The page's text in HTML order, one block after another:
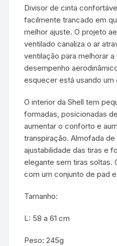
Divisor de cinta
facilmente trancado em
melhor ajuste. O projeto
ventilado canaliza o ar
ventilação para melhorar
desempenho
esquecer está usando um
O interior da Shell tem
formadas, posicionadas
aumentar o conforto e
transpiração. Almofada
ajustabilidade das tiras e
elegante sem tiras soltas.
com um conjunto de pad
Tamanho:
L: 58 a 61 cm
Peso: 245g